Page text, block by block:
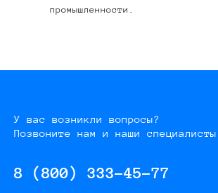
промышленности.
У вас возникли вопросы?
Позвоните нам и наши
8 (800) 333-45-77